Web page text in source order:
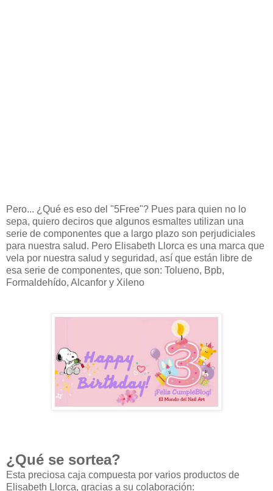
Pero... ¿Qué es eso del "5Free"? Pues para quien no lo
sepa, quiero deciros que algunos esmaltes utilizan una
serie de componentes que a largo plazo son perjudiciales
para nuestra salud. Pero Elisabeth Llorca es una marca que
vela por nuestra salud y seguridad, así que están libre de
esa serie de componentes, que son: Tolueno, Bpb,
Formaldehído, Alcanfor y Xileno
¿Qué se sortea?
Esta preciosa caja compuesta por varios productos de
Elisabeth Llorca, gracias a su colaboración: